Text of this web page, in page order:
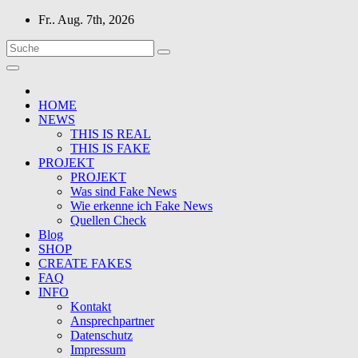
Zum
springen
Fr.. Aug. 7th, 2026
HOME
NEWS
THIS IS REAL
THIS IS FAKE
PROJEKT
PROJEKT
Was sind Fake News
Wie erkenne ich Fake News
Quellen Check
Blog
SHOP
CREATE FAKES
FAQ
INFO
Kontakt
Ansprechpartner
Datenschutz
Impressum